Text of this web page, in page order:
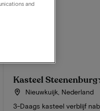
Kasteel Steenenburg
Nieuwkuijk, Nederland
3-Daags kasteel verblijf
and